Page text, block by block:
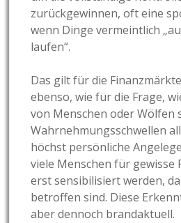
zurückgewinnen, oft eine
wenn Dinge vermeintlich
laufen“.
Das gilt für die
ebenso, wie für die Frage,
von Menschen oder Wölfen
Wahrnehmungsschwellen
höchst persönliche
viele Menschen für gewisse
erst sensibilisiert werden,
betroffen sind. Diese
aber dennoch brandaktuell.